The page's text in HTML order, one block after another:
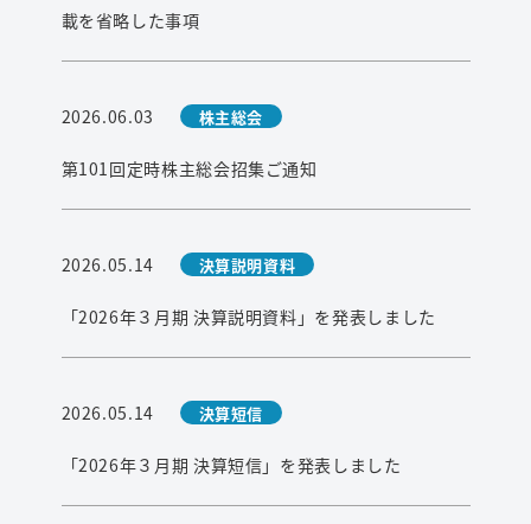
検索
載を省略した事項
2026.06.03 株主総会
第101回定時株主総会招集ご通知
2026.05.14 決算説明資料
「2026年３月期 決算説明資料」を発表しました
2026.05.14 決算短信
「2026年３月期 決算短信」を発表しました